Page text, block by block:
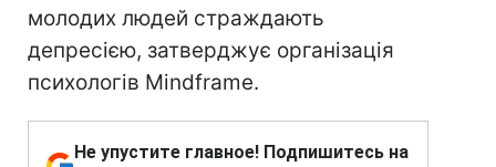
молодих людей страждають
депресією, затверджує організація
психологів Mindframe.
Не упустите главное! Подпишитесь на